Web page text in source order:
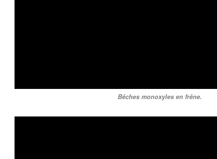
Bêches monoxyles en frêne.